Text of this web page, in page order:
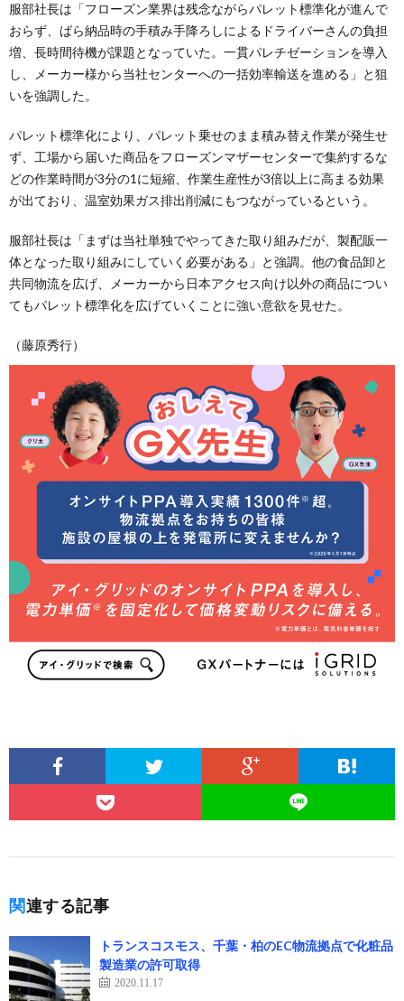
服部社長は「フローズン業界は残念ながらパレット標準化が進んで
おらず、ばら納品時の手積み手降ろしによるドライバーさんの負担
増、長時間待機が課題となっていた。一貫パレチゼーションを導入
し、メーカー様から当社センターへの一括効率輸送を進める」と狙
いを強調した。
パレット標準化により、パレット乗せのまま積み替え作業が発生せ
ず、工場から届いた商品をフローズンマザーセンターで集約するな
どの作業時間が3分の1に短縮、作業生産性が3倍以上に高まる効果
が出ており、温室効果ガス排出削減にもつながっているという。
服部社長は「まずは当社単独でやってきた取り組みだが、製配販一
体となった取り組みにしていく必要がある」と強調。他の食品卸と
共同物流を広げ、メーカーから日本アクセス向け以外の商品につい
てもパレット標準化を広げていくことに強い意欲を見せた。
（藤原秀行）
関連する記事
トランスコスモス、千葉・柏のEC物流拠点で化粧品
製造業の許可取得
2020.11.17